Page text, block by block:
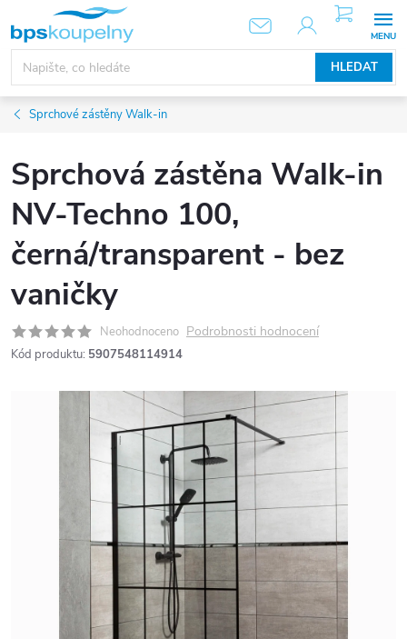
obsah
HLEDAT
NÁKUPNÍ
KOŠÍK
Sprchové zástěny Walk-in
Sprchová zástěna Walk-in
NV-Techno 100,
černá/transparent - bez
vaničky
Neohodnoceno Podrobnosti hodnocení
Kód produktu: 5907548114914